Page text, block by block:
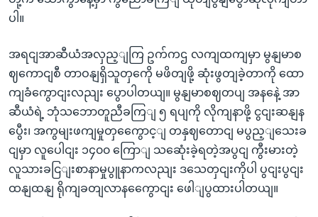
ပါ။
အရငျအာဆီယံအလှည့ျကြ ဥက်ကဌ လကျထကျမှာ မွနျမာစ
ဈကောငျစီ တာဝနျရှိသူတှကေို မဖိတျဖို့ ဆုံးဖွတျခဲ့တာကို ထော
ကျခံကွောငျးလညျး ပွောပါတယျ။ မွနျမာစဈတပျ အနနေဲ့ အာ
ဆီယံရဲ့ ဘုံသဘောတူညီခကြျ ၅ ရပျကို လိုကျနာဖို့ ငွငျးဆနျန
ပွေီး၊ အကွမျးဖကျမှုတှကွေောင့ျ တနှဈတောငျ မပွည့ျသေးခ
ငျမှာ လူပေါငျး ၁၄၀၀ ကြောျ သဆေုံးခဲ့ရတဲ့အပွငျ ကွီးမားတဲ့
လူသားခငြျးစာနာမှုပွူနာကလညျး ဒသေတှငျးကိုပါ ပွငျးပွငျး
ထနျထနျ ရိုကျခတျလာနကွေောငျး ဖေါျပွထားပါတယျ။